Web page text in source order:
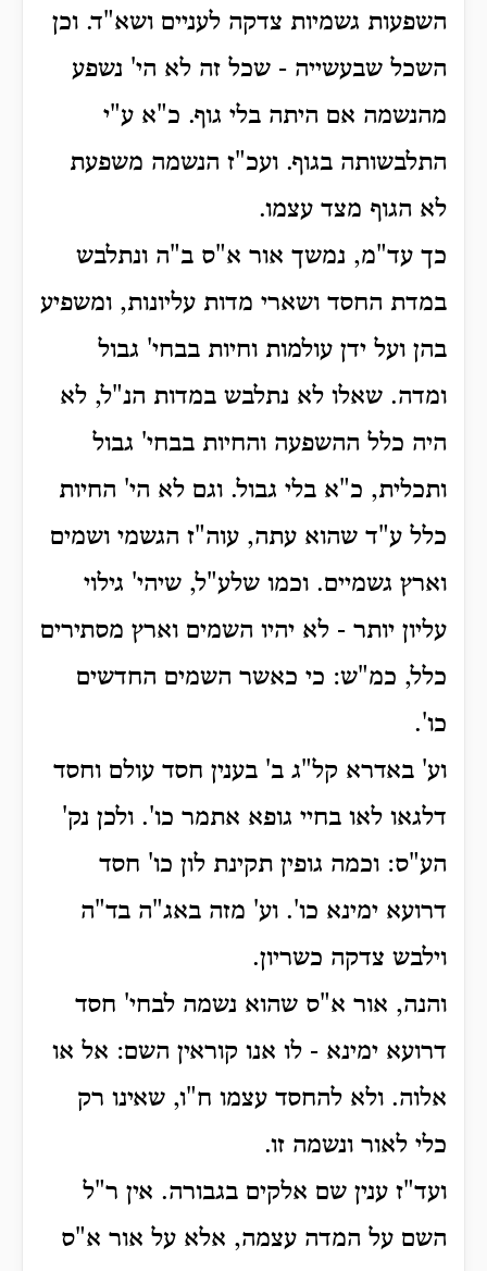
השפעות גשמיות צדקה לעניים ושא"ד. וכן
השכל שבעשייה - שכל זה לא הי' נשפע
מהנשמה אם היתה בלי גוף. כ"א ע"י
התלבשותה בגוף. ועכ"ז הנשמה משפעת
לא הגוף מצד עצמו.
כך עד"מ, נמשך אור א"ס ב"ה ונתלבש
במדת החסד ושארי מדות עליונות, ומשפיע
בהן ועל ידן עולמות וחיות בבחי' גבול
ומדה. שאלו לא נתלבש במדות הנ"ל, לא
היה כלל ההשפעה והחיות בבחי' גבול
ותכלית, כ"א בלי גבול. וגם לא הי' החיות
כלל ע"ד שהוא עתה, עוה"ז הגשמי ושמים
וארץ גשמיים. וכמו שלע"ל, שיהי' גילוי
עליון יותר - לא יהיו השמים וארץ מסתירים
כלל, כמ"ש: כי כאשר השמים החדשים
כו'.
וע' באדרא קל"ג ב' בענין חסד עולם וחסד
דלגאו לאו בחיי גופא אתמר כו'. ולכן נק'
הע"ס: וכמה גופין תקינת לון כו' חסד
דרועא ימינא כו'. וע' מזה באג"ה בד"ה
וילבש צדקה כשריון.
והנה, אור א"ס שהוא נשמה לבחי' חסד
דרועא ימינא - לו אנו קוראין השם: אל או
אלוה. ולא להחסד עצמו ח"ו, שאינו רק
כלי לאור ונשמה זו.
ועד"ז ענין שם אלקים בגבורה. אין ר"ל
השם על המדה עצמה, אלא על אור א"ס